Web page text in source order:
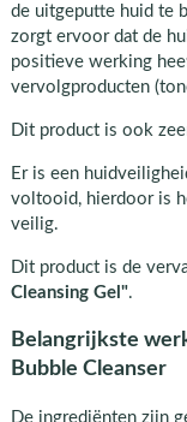
de uitgeputte huid te
zorgt ervoor dat de
positieve werking
vervolgproducten
Dit product is ook
Er is een
voltooid, hierdoor is
veilig.
Dit product is de
Cleansing Gel".
Belangrijkste
Bubble Cleanser
De ingrediënten zijn